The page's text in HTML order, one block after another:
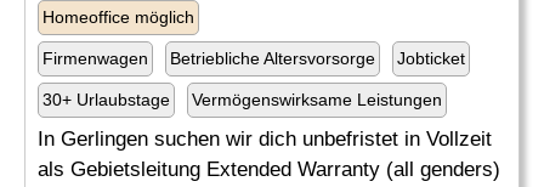
Homeoffice möglich
Firmenwagen Betriebliche Altersvorsorge Jobticket
30+ Urlaubstage Vermögenswirksame Leistungen
In Gerlingen suchen wir dich unbefristet in Vollzeit
als Gebietsleitung Extended Warranty (all genders)